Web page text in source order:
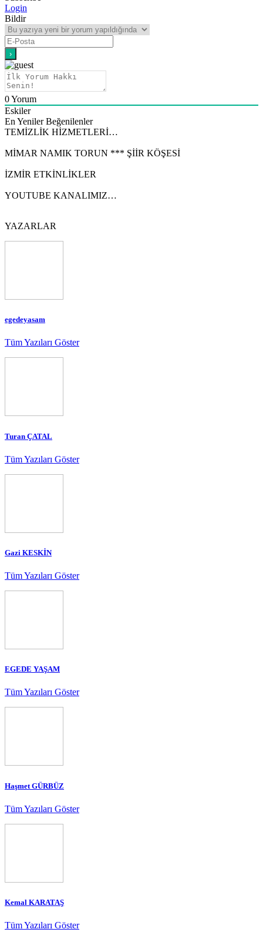
Login
Bildir
0Yorum
Eskiler
En Yeniler Beğenilenler
TEMİZLİK HİZMETLERİ…
MİMAR NAMIK TORUN *** ŞİİR KÖŞESİ
İZMİR ETKİNLİKLER
YOUTUBE KANALIMIZ…
YAZARLAR
egedeyasam
Tüm Yazıları Göster
Turan ÇATAL
Tüm Yazıları Göster
Gazi KESKİN
Tüm Yazıları Göster
EGEDE YAŞAM
Tüm Yazıları Göster
Haşmet GÜRBÜZ
Tüm Yazıları Göster
Kemal KARATAŞ
Tüm Yazıları Göster